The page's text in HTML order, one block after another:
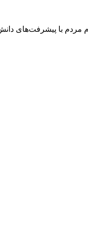
مردم با پیشرفت‌های